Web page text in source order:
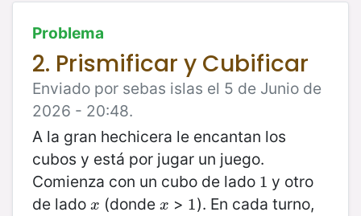
Problema
2. Prismificar y Cubificar
Enviado por sebas islas el 5 de Junio de
2026 - 20:48.
A la gran hechicera le encantan los
cubos y está por jugar un juego.
Comienza con un cubo de lado 1
1 y otro
de lado x
x (dondex
x > 1
1). En cada turno,